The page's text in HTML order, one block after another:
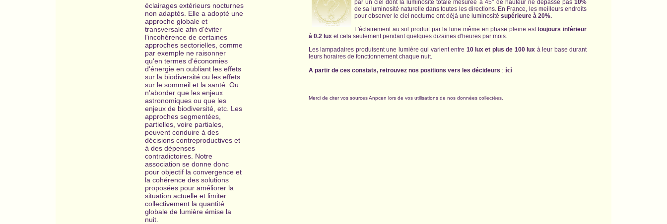
éclairages extérieurs nocturnes
non adaptés. Elle a adopté une
approche globale et
transversale afin d'éviter
l'incohérence de certaines
approches sectorielles, comme
par exemple ne raisonner
qu'en termes d'économies
d'énergie en oubliant les effets
sur la biodiversité ou les effets
sur le sommeil et la santé. Ou
n'aborder que les enjeux
astronomiques ou que les
enjeux de biodiversité, etc. Les
approches segmentées,
partielles, voire partiales,
peuvent conduire à des
décisions contreproductives et
à des dépenses
contradictoires. Notre
association se donne donc
pour objectif la convergence et
la cohérence des solutions
proposées pour améliorer la
situation actuelle et limiter
collectivement la quantité
globale de lumière émise la
nuit.
par un ciel dont la luminosité totale mesurée à 45° de hauteur ne dépasse pas 10%
de sa luminosité naturelle dans toutes les directions. En France, les meilleurs endroits
pour observer le ciel nocturne ont déjà une luminosité supérieure à 20%.
L'éclairement au sol produit par la lune même en phase pleine esttoujours inférieur
à 0.2 lux et cela seulement pendant quelques dizaines d'heures par mois.
Les lampadaires produisent une lumière qui varient entre 10 lux et plus de 100 lux à leur base durant
leurs horaires de fonctionnement chaque nuit.
A partir de ces constats, retrouvez nos positions vers les décideurs : ici
Merci de citer vos sources Anpcen lors de vos utilisations de nos données collectées.